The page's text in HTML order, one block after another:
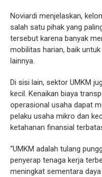
Noviardi menjelaskan,
salah satu pihak yang
tersebut karena banyak
mobilitas harian, baik
lainnya.
Di sisi lain, sektor UMKM
kecil. Kenaikan biaya
operasional usaha dapat
pelaku usaha mikro dan
ketahanan finansial
“UMKM adalah tulang
penyerap tenaga kerja
meningkat sementara